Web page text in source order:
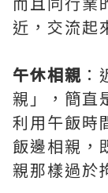
近，交流起
午休相親
親 」，簡直
利用午飯時
飯邊相親，
親那樣過於